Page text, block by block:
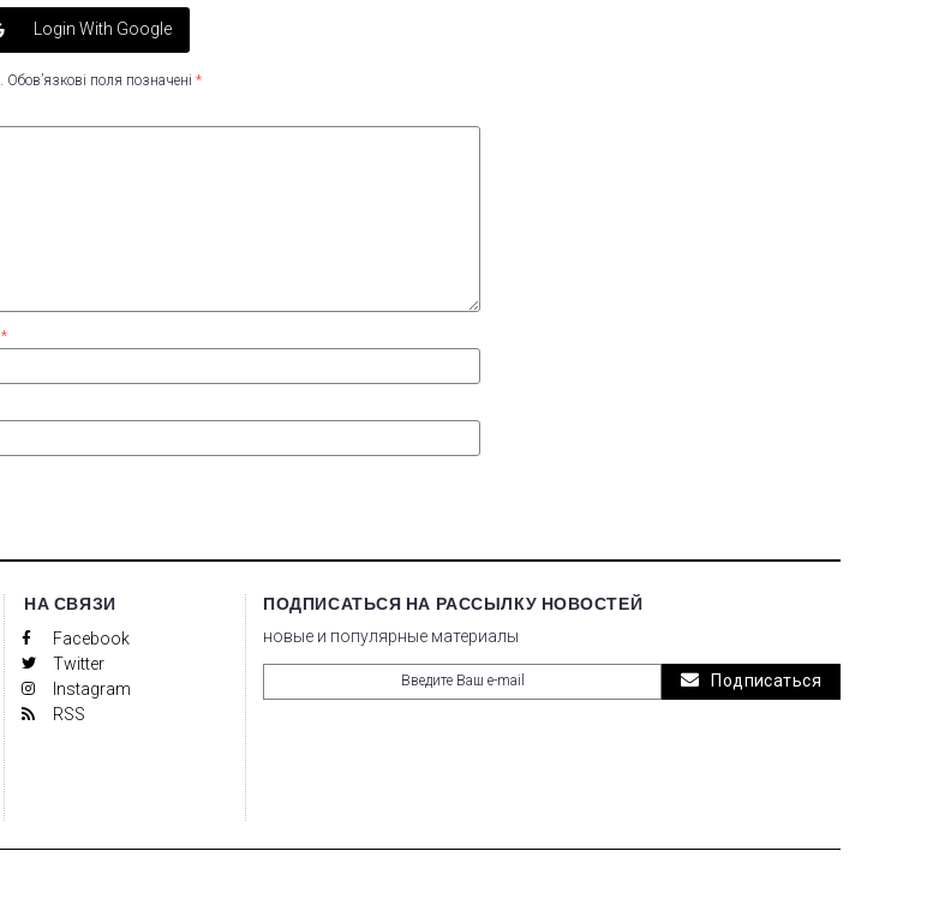
Login With Google
Обов’язкові поля позначені *
*
НА СВЯЗИ
Facebook
Twitter
Instagram
RSS
ПОДПИСАТЬСЯ НА РАССЫЛКУ НОВОСТЕЙ
новые и популярные материалы
Подписаться